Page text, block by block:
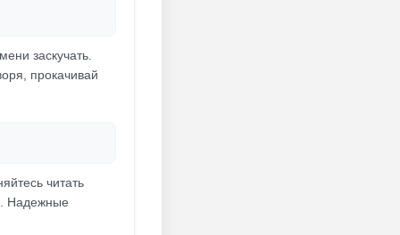
заскучать.
прокачивай
читать
Надежные